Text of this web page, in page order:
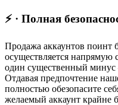
⚡ · Полная
Продажа аккаунтов поинт
осуществляется напрямую
один существенный минус
Отдавая предпочтение
полностью обезопасите
желаемый аккаунт